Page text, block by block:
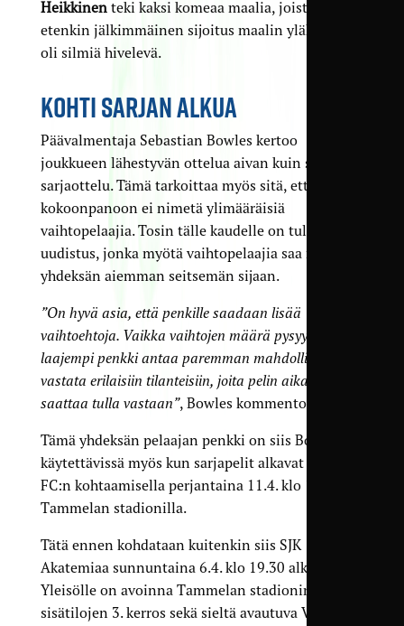
Heikkinenteki kaksi komeaa maalia, joista
etenkin jälkimmäinen sijoitus maalin yläkulmaan
oli silmiä hivelevä.
KOHTI SARJAN ALKUA
Päävalmentaja Sebastian Bowles kertoo
joukkueen lähestyvän ottelua aivan kuin se olisi
sarjaottelu. Tämä tarkoittaa myös sitä, että
kokoonpanoon ei nimetä ylimääräisiä
vaihtopelaajia. Tosin tälle kaudelle on tullut
uudistus, jonka myötä vaihtopelaajia saa nimetä
yhdeksän aiemman seitsemän sijaan.
”On hyvä asia, että penkille saadaan lisää
vaihtoehtoja. Vaikka vaihtojen määrä pysyy viidessä,
laajempi penkki antaa paremman mahdollisuuden
vastata erilaisiin tilanteisiin, joita pelin aikana
saattaa tulla vastaan”, Bowles kommentoi.
Tämä yhdeksän pelaajan penkki on siis Bowlesin
käytettävissä myös kun sarjapelit alkavat Atlantis
FC:n kohtaamisella perjantaina 11.4. klo 19.00
Tammelan stadionilla.
Tätä ennen kohdataan kuitenkin siis SJK
Akatemiaa sunnuntaina 6.4. klo 19.30 alkaen.
Yleisölle on avoinna Tammelan stadionin
sisätilojen 3. kerros sekä sieltä avautuva VIP-